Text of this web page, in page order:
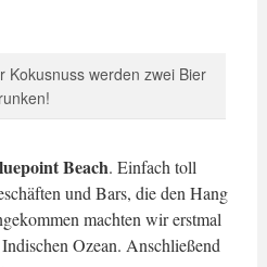
Kokusnuss werden zwei Bier
Beach. Einfach toll
und Bars, die den Hang
machten wir erstmal
Ozean. Anschließend